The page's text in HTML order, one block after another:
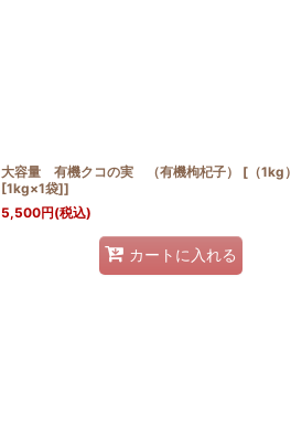
大容量 有機クコの実 （有機枸杞子） [（1kg）
[1kg×1袋]]
5,500円(税込)
カートに入れる